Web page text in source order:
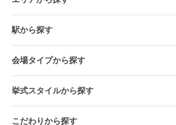
駅から探す
会場タイプから探す
挙式スタイルから探す
こだわりから探す